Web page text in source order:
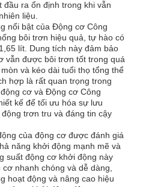
đầu ra ổn định trong khi vẫn
liệu.
nổi bật của Động cơ Công
bôi trơn hiệu quả, tự hào có
lít. Dung tích này đảm bảo
vẫn được bôi trơn tốt trong quá
và kéo dài tuổi thọ tổng thể
hợp là rất quan trọng trong
cơ và Động cơ Công
kế để tối ưu hóa sự lưu
trơn tru và đáng tin cậy
của động cơ được đánh giá
năng khởi động mạnh mẽ và
suất động cơ khởi động này
nhanh chóng và dễ dàng,
hoạt động và nâng cao hiệu